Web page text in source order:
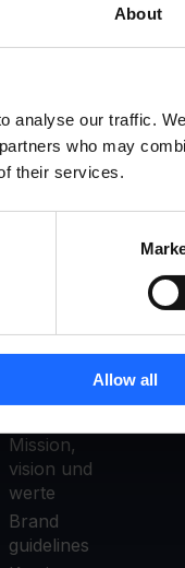
About
analyse our traffic.
who may
their services.
Allow all
UNS
Mission,
vision und
werte
Brand
guidelines